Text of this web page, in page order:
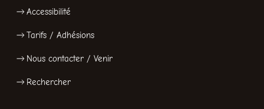
Accessibilité
Tarifs / Adhésions
Nous contacter / Venir
Rechercher